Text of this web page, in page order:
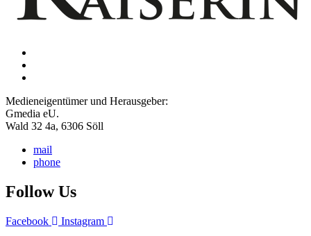
Medieneigentümer und Herausgeber:
Gmedia eU.
Wald 32 4a, 6306 Söll
mail
phone
Follow Us
Facebook Instagram